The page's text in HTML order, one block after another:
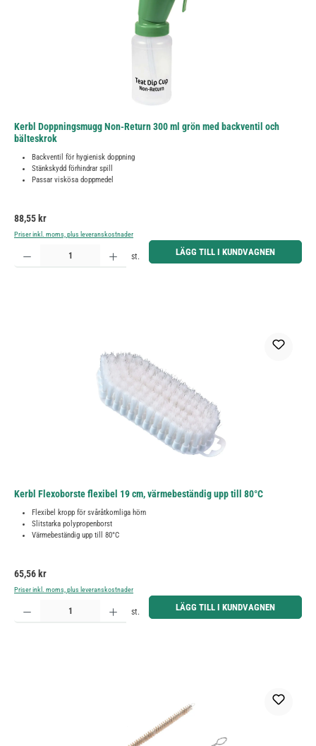
Kerbl Doppningsmugg Non-Return 300 ml grön med backventil och
bälteskrok
Backventil för hygienisk doppning
Stänkskydd förhindrar spill
Passar viskösa doppmedel
Ordinarie pris:
88,55 kr
Priser inkl. moms, plus leveranskostnader
Produktkvantitet: Ange önskat belopp eller använd knapparna för att öka eller minska kvantiteten.
st. LÄGG TILL I KUNDVAGNEN
Kerbl Flexoborste flexibel 19 cm, värmebeständig upp till 80°C
Flexibel kropp för svåråtkomliga hörn
Slitstarka polypropenborst
Värmebeständig upp till 80°C
Ordinarie pris:
65,56 kr
Priser inkl. moms, plus leveranskostnader
Produktkvantitet: Ange önskat belopp eller använd knapparna för att öka eller minska kvantiteten.
st. LÄGG TILL I KUNDVAGNEN